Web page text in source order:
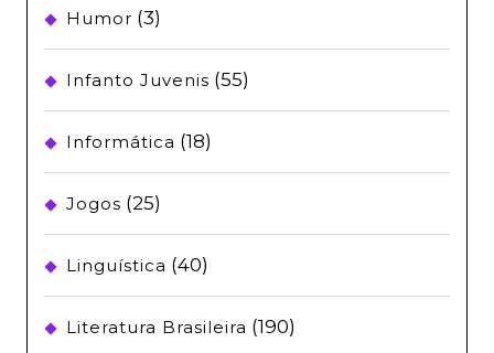
Humor (3)
Infanto Juvenis (55)
Informática (18)
Jogos (25)
Linguística (40)
Literatura Brasileira (190)